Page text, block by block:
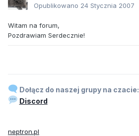
Opublikowano 24 Stycznia 2007
Witam na forum,
Pozdrawiam Serdecznie!
Dołącz do naszej grupy na czacie:
Discord
neptron.pl